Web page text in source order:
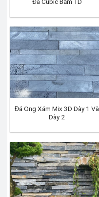
Đá Cubic Băm TD
Đá Ong Xám Mix 3D Dày 1 Và
Dày 2